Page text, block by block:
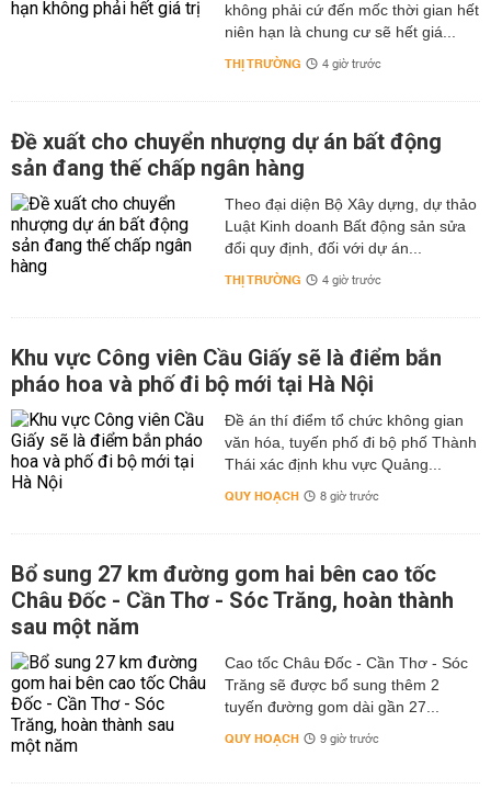
không phải cứ đến mốc thời gian hết
niên hạn là chung cư sẽ hết giá...
THỊ TRƯỜNG 4 giờ trước
Đề xuất cho chuyển nhượng dự án bất động
sản đang thế chấp ngân hàng
Theo đại diện Bộ Xây dựng, dự thảo
Luật Kinh doanh Bất động sản sửa
đổi quy định, đối với dự án...
THỊ TRƯỜNG 4 giờ trước
Khu vực Công viên Cầu Giấy sẽ là điểm bắn
pháo hoa và phố đi bộ mới tại Hà Nội
Đề án thí điểm tổ chức không gian
văn hóa, tuyến phố đi bộ phố Thành
Thái xác định khu vực Quảng...
QUY HOẠCH 8 giờ trước
Bổ sung 27 km đường gom hai bên cao tốc
Châu Đốc - Cần Thơ - Sóc Trăng, hoàn thành
sau một năm
Cao tốc Châu Đốc - Cần Thơ - Sóc
Trăng sẽ được bổ sung thêm 2
tuyến đường gom dài gần 27...
QUY HOẠCH 9 giờ trước